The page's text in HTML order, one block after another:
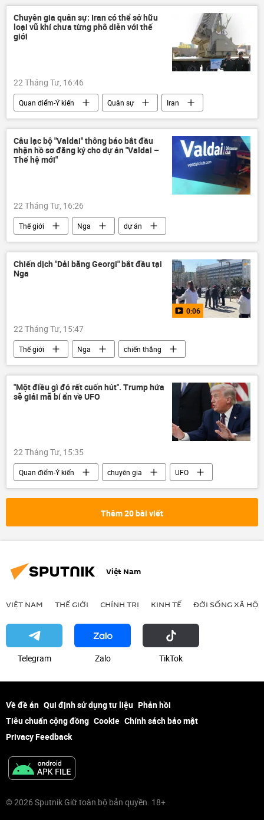
Chuyên gia quân sự: Iran có thể sở hữu
loại vũ khí chưa từng phô diễn với thế
giới
22 Tháng Tư, 16:46
Quan điểm-Ý kiến Quân sự
Iran
Hoa Kỳ
Israel
tên lửa
Trung Đông
xung đột Thế giới
Câu lạc bộ "Valdai" thông báo bắt đầu
nhận hồ sơ đăng ký cho dự án "Valdai –
Thế hệ mới"
22 Tháng Tư, 16:26
Thế giới Nga
dự án
Chính trị
Kinh tế
quan hệ quốc tế
chuyên gia
Chiến dịch "Dải băng Georgi" bắt đầu tại
Nga
0:06
22 Tháng Tư, 15:47
Thế giới Nga
chiến thắng
Chiến tranh Vệ quốc Vĩ đại
chiến dịch
Multimedia
Video
"Một điều gì đó rất cuốn hút". Trump hứa
sẽ giải mã bí ẩn về UFO
22 Tháng Tư, 15:35
Quan điểm-Ý kiến chuyên gia
UFO
Hoa Kỳ
Donald Trump
NASA
Nhà Trắng
Lầu Năm Góc
Thêm 20 bài viết
Việt Nam
VIỆT NAM THẾ GIỚI CHÍNH TRỊ KINH TẾ ĐỜI SỐNG XÃ HỘI
Telegram Zalo ТikТоk
Về đề án Qui định sử dụng tư liệu Phản hồi
Tiêu chuẩn cộng đồng Cookie Chính sách bảo mật
Privacy Feedback
© 2026 Sputnik Giữ toàn bộ bản quyền. 18+